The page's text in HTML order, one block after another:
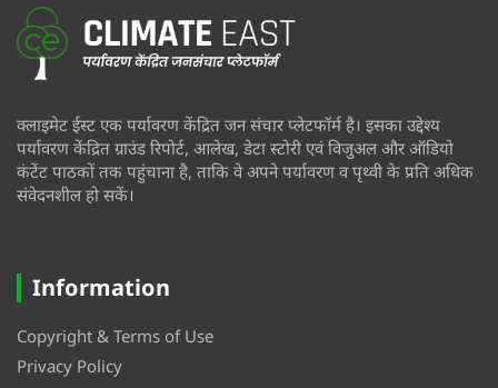
क्लाइमेट ईस्ट एक पर्यावरण केंद्रित जन संचार प्लेटफॉर्म है। इसका उद्देश्य
पर्यावरण केंद्रित ग्राउंड रिपोर्ट, आलेख, डेटा स्टोरी एवं विजुअल और ऑडियो
कंटेंट पाठकों तक पहुंचाना है, ताकि वे अपने पर्यावरण व पृथ्वी के प्रति अधिक
संवेदनशील हो सकें।
Information
Copyright & Terms of Use
Privacy Policy